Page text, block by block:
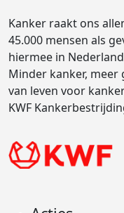
Kanker raakt ons
45.000 mensen als
hiermee in
Minder kanker,
van leven voor
KWF